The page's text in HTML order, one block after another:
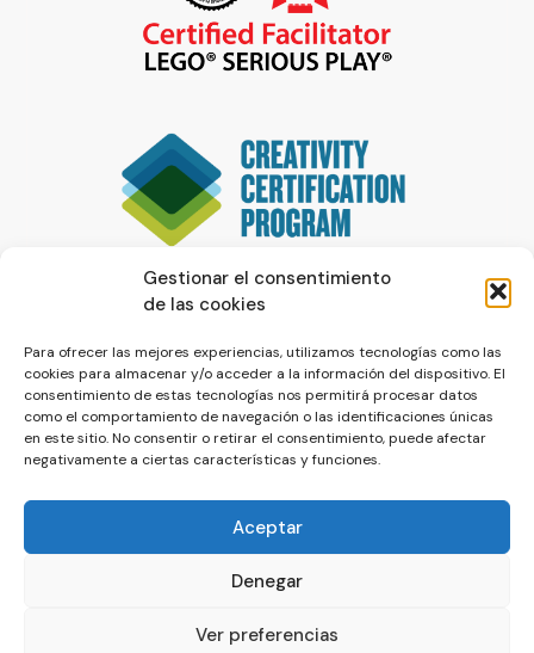
Gestionar el consentimiento
de las cookies
Para ofrecer las mejores experiencias, utilizamos tecnologías como las
cookies para almacenar y/o acceder a la información del dispositivo. El
consentimiento de estas tecnologías nos permitirá procesar datos
como el comportamiento de navegación o las identificaciones únicas
en este sitio. No consentir o retirar el consentimiento, puede afectar
negativamente a ciertas características y funciones.
Aceptar
Denegar
Ver preferencias
© La Servilleta - El Blog de Paco Prieto